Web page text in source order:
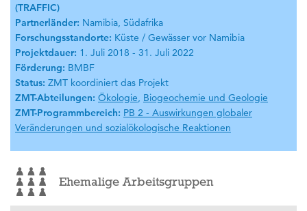
(TRAFFIC)
Partnerländer: Namibia, Südafrika
Forschungsstandorte: Küste / Gewässer vor Namibia
Projektdauer: 1. Juli 2018 - 31. Juli 2022
Förderung: BMBF
Status: ZMT koordiniert das Projekt
ZMT-Abteilungen: Ökologie, Biogeochemie und Geologie
ZMT-Programmbereich: PB 2 - Auswirkungen globaler
Veränderungen und sozialökologische Reaktionen
Ehemalige Arbeitsgruppen